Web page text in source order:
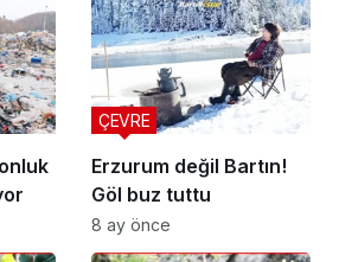
Erzurum değil Bartın!
Göl buz tuttu
ÇEVRE
8 ay önce